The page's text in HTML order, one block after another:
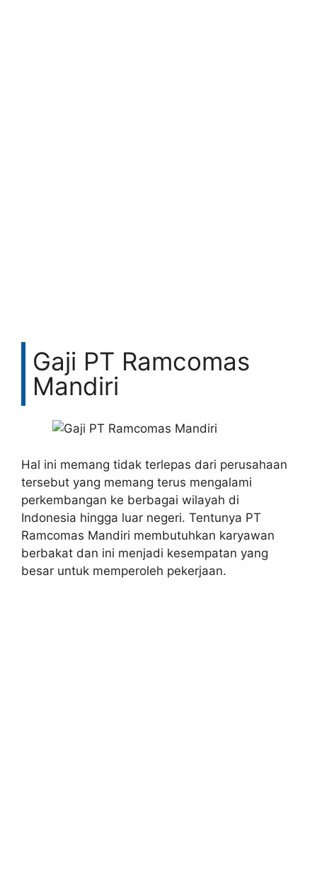
Gaji PT Ramcomas
Mandiri
Hal ini memang tidak terlepas dari perusahaan
tersebut yang memang terus mengalami
perkembangan ke berbagai wilayah di
Indonesia hingga luar negeri. Tentunya PT
Ramcomas Mandiri membutuhkan karyawan
berbakat dan ini menjadi kesempatan yang
besar untuk memperoleh pekerjaan.